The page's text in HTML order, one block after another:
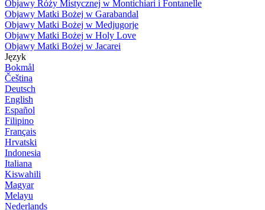
Objawy Róży Mistycznej w Montichiari i Fontanelle
Objawy Matki Bożej w Garabandal
Objawy Matki Bożej w Medjugorje
Objawy Matki Bożej w Holy Love
Objawy Matki Bożej w Jacarei
Język
Bokmål
Čeština
Deutsch
English
Español
Filipino
Français
Hrvatski
Indonesia
Italiana
Kiswahili
Magyar
Melayu
Nederlands